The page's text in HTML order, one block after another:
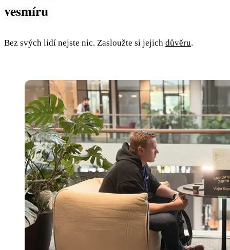
vesmíru
Bez svých lidí nejste nic. Zasloužte si jejich důvěru.